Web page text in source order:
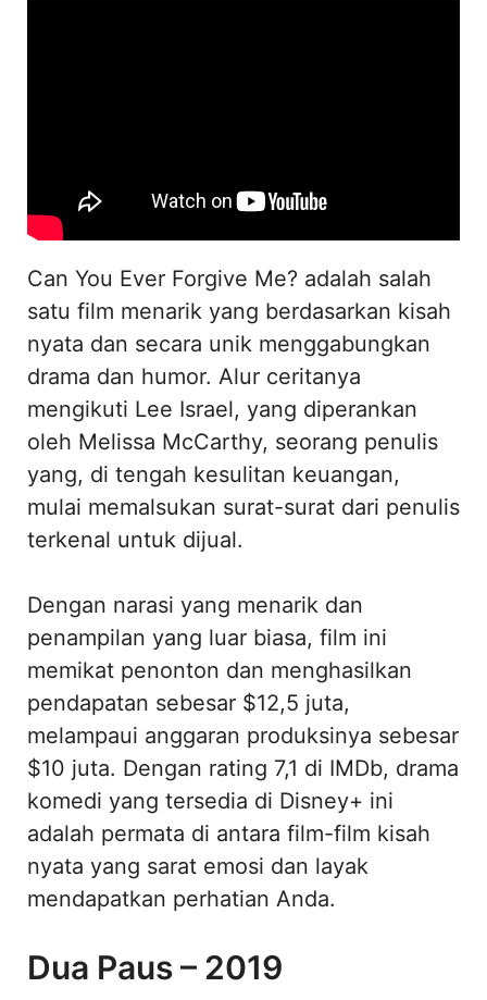
Can You Ever Forgive Me? adalah salah
satu film menarik yang berdasarkan kisah
nyata dan secara unik menggabungkan
drama dan humor. Alur ceritanya
mengikuti Lee Israel, yang diperankan
oleh Melissa McCarthy, seorang penulis
yang, di tengah kesulitan keuangan,
mulai memalsukan surat-surat dari penulis
terkenal untuk dijual.
Dengan narasi yang menarik dan
penampilan yang luar biasa, film ini
memikat penonton dan menghasilkan
pendapatan sebesar $12,5 juta,
melampaui anggaran produksinya sebesar
$10 juta. Dengan rating 7,1 di IMDb, drama
komedi yang tersedia di Disney+ ini
adalah permata di antara film-film kisah
nyata yang sarat emosi dan layak
mendapatkan perhatian Anda.
Dua Paus – 2019